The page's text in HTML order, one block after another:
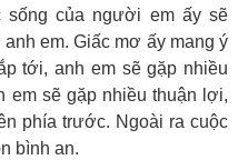
sống của người em ấy sẽ
em. Giấc mơ ấy mang ý
tới, anh em sẽ gặp nhiều
em sẽ gặp nhiều thuận lợi,
phía trước. Ngoài ra cuộc
bình an.